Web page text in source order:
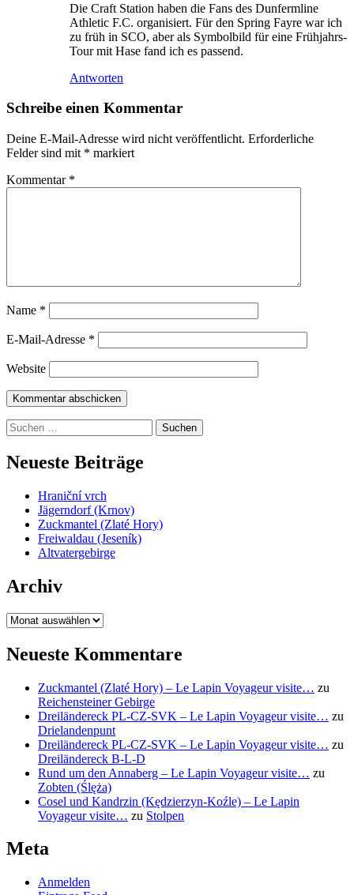
Die Craft Station haben die Fans des Dunfermline
Athletic F.C. organisiert. Für den Spring Fayre war ich
zu früh in SCO, aber als Symbolbild für eine Frühjahrs-
Tour mit Hase fand ich es passend.
Antworten
Schreibe einen Kommentar
Deine E-Mail-Adresse wird nicht veröffentlicht. Erforderliche
Felder sind mit * markiert
Kommentar *
Name *
E-Mail-Adresse *
Website
Suchen
nach:
Neueste Beiträge
Hraniční vrch
Jägerndorf (Krnov)
Zuckmantel (Zlaté Hory)
Freiwaldau (Jeseník)
Altvatergebirge
Archiv
Archiv
Neueste Kommentare
Zuckmantel (Zlaté Hory) – Le Lapin Voyageur visite… zu
Reichensteiner Gebirge
Dreiländereck PL-CZ-SVK – Le Lapin Voyageur visite… zu
Drielandenpunt
Dreiländereck PL-CZ-SVK – Le Lapin Voyageur visite… zu
Dreiländereck B-L-D
Rund um den Annaberg – Le Lapin Voyageur visite… zu
Zobten (Ślęża)
Cosel und Kandrzin (Kędzierzyn-Koźle) – Le Lapin
Voyageur visite… zu Stolpen
Meta
Anmelden